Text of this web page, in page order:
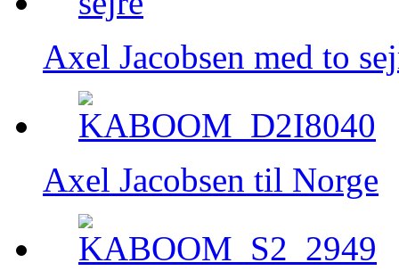
Axel Jacobsen med to
Axel Jacobsen til Norge